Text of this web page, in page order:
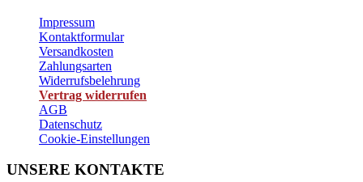
Impressum
Kontaktformular
Versandkosten
Zahlungsarten
Widerrufsbelehrung
Vertrag widerrufen
AGB
Datenschutz
Cookie-Einstellungen
UNSERE KONTAKTE